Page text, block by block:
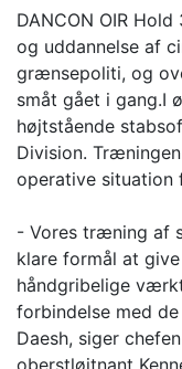
DANCON OIR
og uddannelse af
grænsepoliti, og
småt gået i gang.I
højtstående
Division.
operative situation
- Vores træning af
klare formål at
håndgribelige
forbindelse med
Daesh, siger